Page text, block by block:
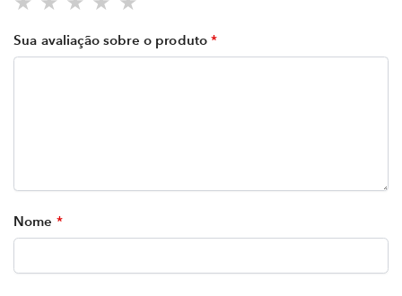
Sua avaliação sobre o produto*
Nome *